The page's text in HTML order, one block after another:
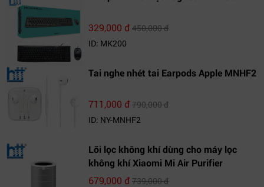
329,000 đ450,000 đ
ID: MK200
Tai nghe nhét tai Earpods Apple MNHF2
711,000 đ790,000 đ
ID: NY-MNHF2
Lõi lọc không khí dùng cho máy lọc
không khí Xiaomi Mi Air Purifier
679,000 đ739,000 đ